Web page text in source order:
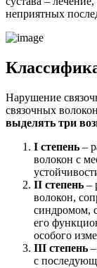
неприятных
Нарушение
связочных
выделять три
I степень –
волокон с
II степень –
волокон,
синдромом,
его
особого
III степень
с